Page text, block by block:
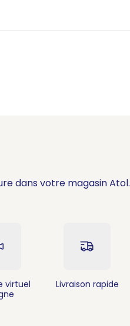
Carrefour
dans votre magasin Atol.
virtuel
Livraison rapide